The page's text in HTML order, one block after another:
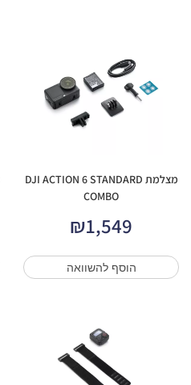
מצלמת DJI ACTION 6 STANDARD
COMBO
₪1,549
הוסף להשוואה